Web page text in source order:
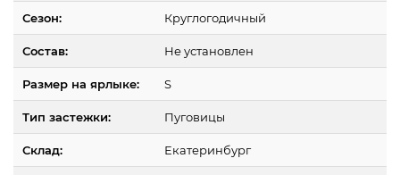
Сезон: Круглогодичный
Состав: Не установлен
Размер на ярлыке: S
Тип застежки: Пуговицы
Склад: Екатеринбург